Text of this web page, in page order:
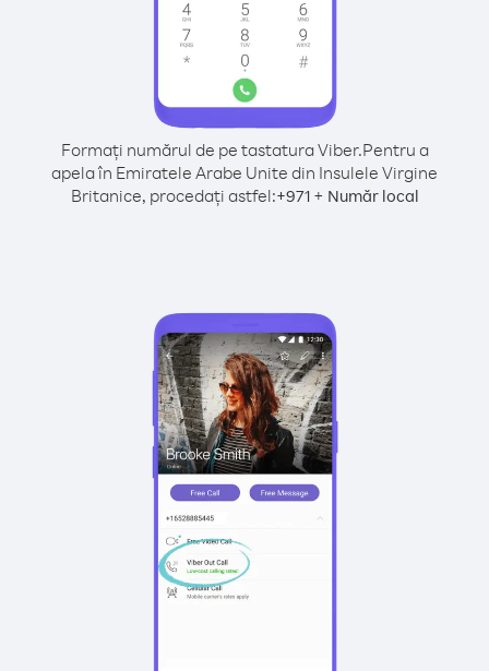
Formați numărul de pe tastatura Viber.Pentru a
apela în Emiratele Arabe Unite din Insulele Virgine
Britanice, procedați astfel:+971+ Număr local